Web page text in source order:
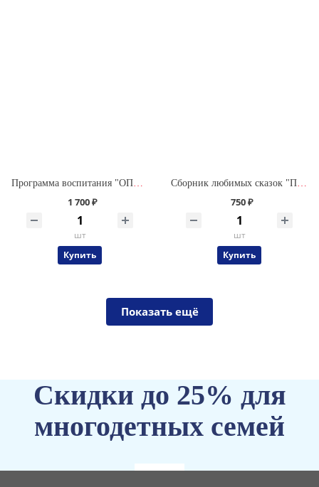
Программа воспитания "ОПОРА для ДУШИ" для ДОУ (дошкольной образовательной организации)
1 700 ₽
шт
Купить
Сборник любимых сказок "Приключения Саши и Даши" в мягкой обложке
750 ₽
шт
Купить
Показать ещё
Скидки до 25% для
многодетных семей